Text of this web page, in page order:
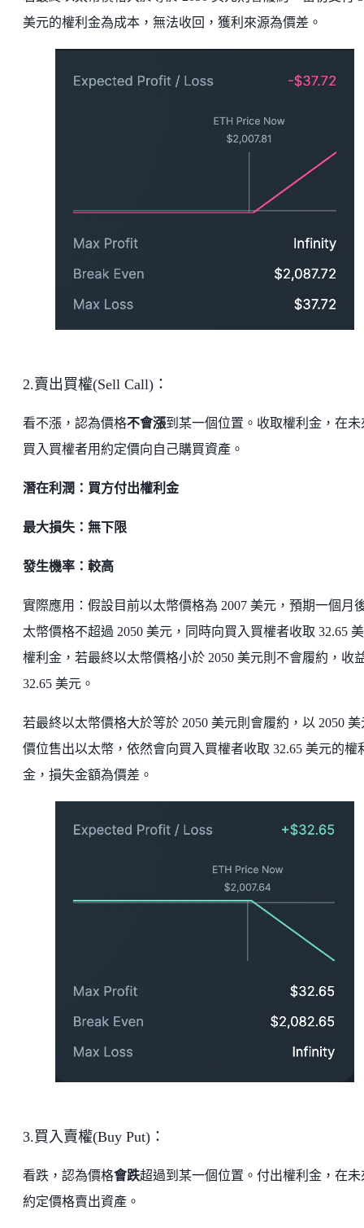
美元的權利金為成本，無法收回，獲利來源為價差。
2.賣出買權(Sell Call)：
看不漲，認為價格不會漲到某一個位置。收取權利金，在未
買入買權者用約定價向自己購買資產。
潛在利潤：買方付出權利金
最大損失：無下限
發生機率：較高
實際應用：假設目前以太幣價格為 2007 美元，預期一個月
太幣價格不超過 2050 美元，同時向買入買權者收取 32.65
權利金，若最終以太幣價格小於 2050 美元則不會履約，收
32.65 美元。
若最終以太幣價格大於等於 2050 美元則會履約，以 2050 美
價位售出以太幣，依然會向買入買權者收取 32.65 美元的權
金，損失金額為價差。
3.買入賣權(Buy Put)：
看跌，認為價格會跌超過到某一個位置。付出權利金，在未
約定價格賣出資產。